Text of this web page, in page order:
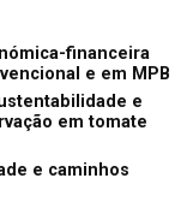
financeira
e em MPB
e
em tomate
e caminhos